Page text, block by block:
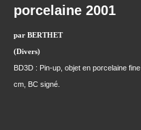
porcelaine 2001
par BERTHET
(Divers)
BD3D : Pin-up, objet en porcelaine
cm, BC signé.